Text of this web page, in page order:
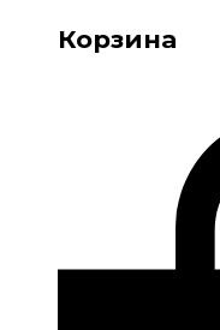
Корзина